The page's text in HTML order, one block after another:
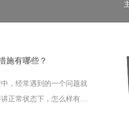
施有哪些？
，经常遇到的一个问题就
正常状态下，怎么样有效